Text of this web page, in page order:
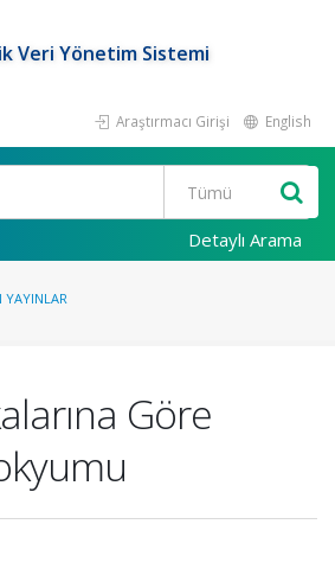
Veri Yönetim Sistemi
Araştırmacı Girişi English
Detaylı Arama
YAYINLAR
Göre